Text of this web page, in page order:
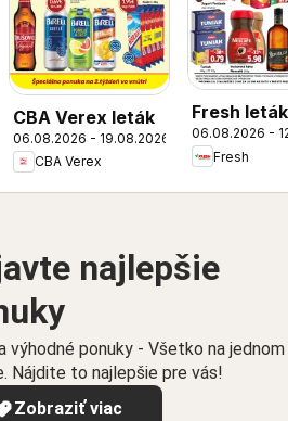
CBA Verex leták
06.08.2026 - 19.08.2026
CBA Verex
Fresh leták
06.08.2026 -
Fresh
najlepšie
výhodné ponuky - Všetko na jednom
Nájdite to najlepšie pre vás!
Zobraziť viac